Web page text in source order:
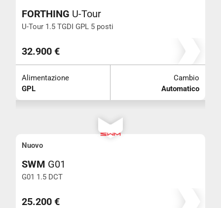
Iva esposta
FORTHING U-Tour
U-Tour 1.5 TGDI GPL 5 posti
32.900 €
Alimentazione
GPL
Cambio
Automatico
Nuovo
SWM G01
G01 1.5 DCT
25.200 €